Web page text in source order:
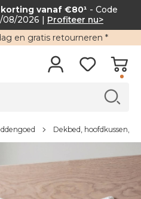
korting vanaf €80¹ - Code
08/2026 | Profiteer nu>
en gratis retourneren *
Dekbed, hoofdkussen,